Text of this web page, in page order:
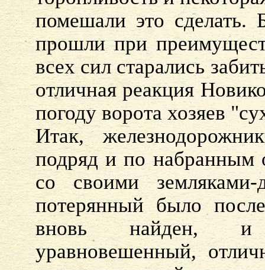
помешали это сделать.
прошли при
всех сил старались
отличная реакция
погоду ворота хозяев
Итак,
подряд и по набранным
со своими
потерянный было
вновь найден, и
уравновешенный,